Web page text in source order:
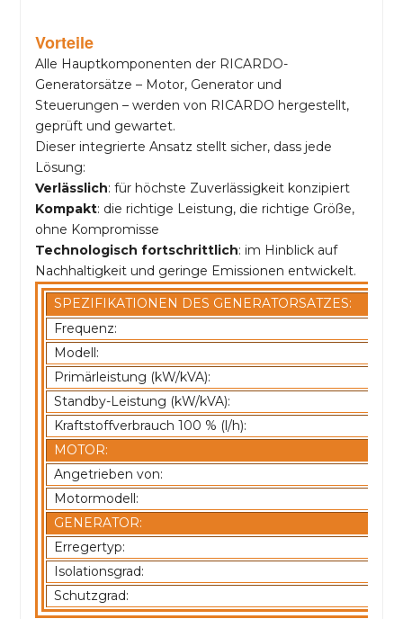
Vorteile
Alle Hauptkomponenten der RICARDO-
Generatorsätze – Motor, Generator und
Steuerungen – werden von RICARDO hergestellt,
geprüft und gewartet.
Dieser integrierte Ansatz stellt sicher, dass jede
Lösung:
Verlässlich: für höchste Zuverlässigkeit konzipiert
Kompakt: die richtige Leistung, die richtige Größe,
ohne Kompromisse
Technologisch fortschrittlich: im Hinblick auf
Nachhaltigkeit und geringe Emissionen entwickelt.
SPEZIFIKATIONEN DES GENERATORSATZES:
Frequenz:
Modell:
Primärleistung (kW/kVA):
Standby-Leistung (kW/kVA):
Kraftstoffverbrauch 100 % (l/h):
MOTOR:
Angetrieben von:
Motormodell:
GENERATOR:
Erregertyp:
Isolationsgrad:
Schutzgrad: